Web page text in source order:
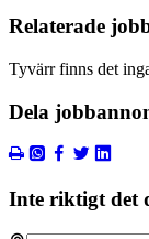
Relaterade
Tyvärr finns det
Dela
Inte riktigt det